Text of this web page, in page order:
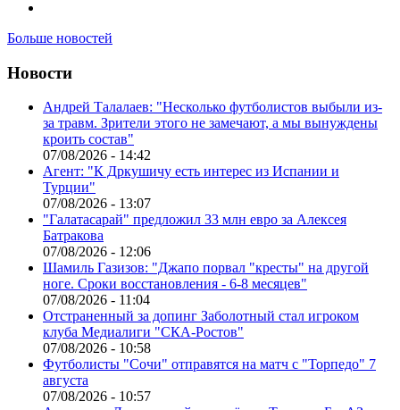
Больше новостей
Новости
Андрей Талалаев: "Несколько футболистов выбыли из-
за травм. Зрители этого не замечают, а мы вынуждены
кроить состав"
07/08/2026 - 14:42
Агент: "К Дркушичу есть интерес из Испании и
Турции"
07/08/2026 - 13:07
"Галатасарай" предложил 33 млн евро за Алексея
Батракова
07/08/2026 - 12:06
Шамиль Газизов: "Джапо порвал "кресты" на другой
ноге. Сроки восстановления - 6-8 месяцев"
07/08/2026 - 11:04
Отстраненный за допинг Заболотный стал игроком
клуба Медиалиги "СКА-Ростов"
07/08/2026 - 10:58
Футболисты "Сочи" отправятся на матч с "Торпедо" 7
августа
07/08/2026 - 10:57